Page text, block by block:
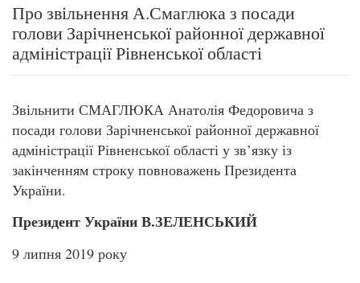
Про звільнення А.Смаглюка з посади
голови Зарічненської районної державної
адміністрації Рівненської області
Звільнити СМАГЛЮКА Анатолія Федоровича з
посади голови Зарічненської районної державної
адміністрації Рівненської області у зв’язку із
закінченням строку повноважень Президента
України.
Президент України В.ЗЕЛЕНСЬКИЙ
9 липня 2019 року